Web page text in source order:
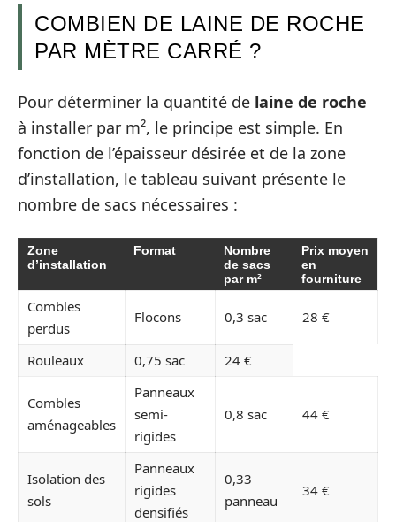
COMBIEN DE LAINE DE ROCHE
PAR MÈTRE CARRÉ ?
Pour déterminer la quantité de laine de roche
à installer par m², le principe est simple. En
fonction de l’épaisseur désirée et de la zone
d’installation, le tableau suivant présente le
nombre de sacs nécessaires :
Zone
d’installation
Format
Nombre
de sacs
par m²
Prix moyen
en
fourniture
Combles
perdus
Flocons 0,3 sac 28 €
Rouleaux 0,75 sac 24 €
Combles
aménageables
Panneaux
semi-
rigides
0,8 sac 44 €
Isolation des
sols
Panneaux
rigides
densifiés
0,33
panneau
34 €